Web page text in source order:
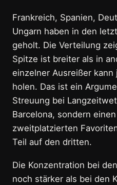
Frankreich, Spanien,
Ungarn haben in den
geholt. Die Verteilung
Spitze ist breiter als in
einzelner Ausreißer
holen. Das ist ein
Streuung bei
Barcelona, sondern
zweitplatzierten
Teil auf den dritten.
Die Konzentration bei
noch stärker als bei den